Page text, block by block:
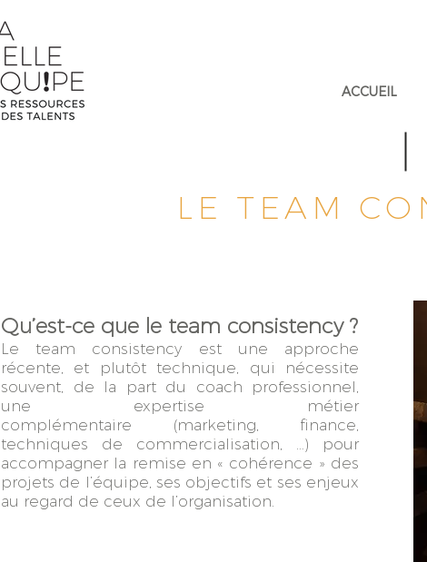
ACCUEIL
LE TEAM
Qu’est-ce que le team consistency ?
Le team consistency est une approche
récente, et plutôt technique, qui nécessite
souvent, de la part du coach professionnel,
une expertise métier
complémentaire (marketing, finance,
techniques de commercialisation, …) pour
accompagner la remise en « cohérence » des
projets de l’équipe, ses objectifs et ses enjeux
au regard de ceux de l’organisation.